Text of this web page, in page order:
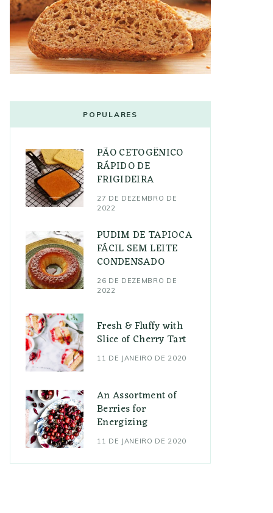
POPULARES
PÃO CETOGÊNICO
RÁPIDO DE
FRIGIDEIRA
27 DE DEZEMBRO DE
2022
PUDIM DE TAPIOCA
FÁCIL SEM LEITE
CONDENSADO
26 DE DEZEMBRO DE
2022
Fresh & Fluffy with
Slice of Cherry Tart
11 DE JANEIRO DE 2020
An Assortment of
Berries for
Energizing
11 DE JANEIRO DE 2020